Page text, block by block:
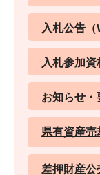
入札公告（
入札参加資
お知らせ・
県有資産売
差押財産公